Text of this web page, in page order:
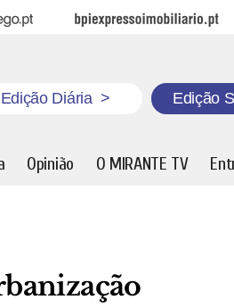
BPI Expresso Imobiliário
Edição Diária > Edição
Opinião O MIRANTE TV